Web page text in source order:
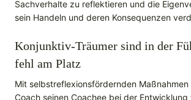
Sachverhalte zu reflektieren und die
sein Handeln und deren Konsequenzen
Konjunktiv-Träumer sind in der
fehl am Platz
Mit selbstreflexionsfördernden
Coach seinen Coachee bei der Entwicklung